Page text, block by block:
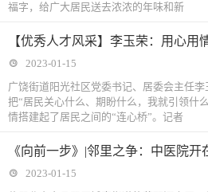
福字，给广大居民送去浓浓的年味和新
【优秀人才风采】李玉荣：用心用
2023-01-15
广饶街道阳光社区党委书记、居委会主任李
把“居民关心什么、期盼什么，我就引领什
情搭建起了居民之间的“连心桥”。记者
《向前一步》|邻里之争：中医院开
2023-01-15